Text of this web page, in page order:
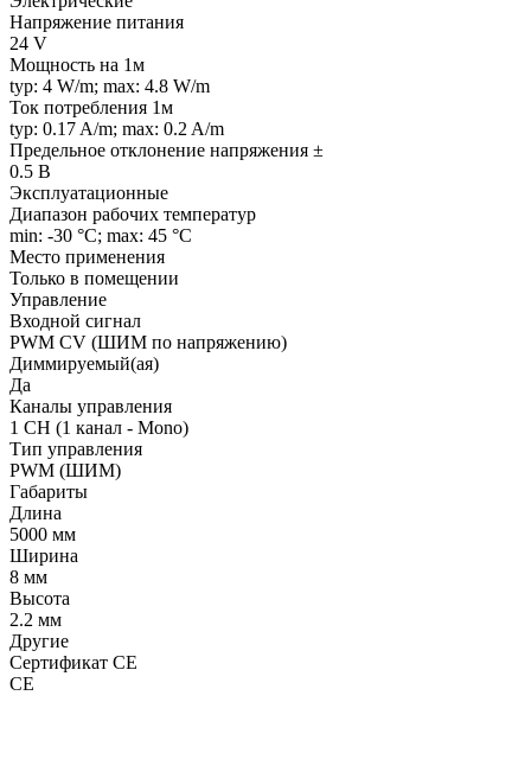
Напряжение питания
24 V
Мощность на 1м
typ: 4 W/m; max: 4.8 W/m
Ток потребления 1м
typ: 0.17 A/m; max: 0.2 A/m
Предельное отклонение напряжения ±
0.5 В
Эксплуатационные
Диапазон рабочих температур
min: -30 °C; max: 45 °C
Место применения
Только в помещении
Управление
Входной сигнал
PWM СV (ШИМ по напряжению)
Диммируемый(ая)
Да
Каналы управления
1 CH (1 канал - Mono)
Тип управления
PWM (ШИМ)
Габариты
Длина
5000 мм
Ширина
8 мм
Высота
2.2 мм
Другие
Сертификат CE
CE